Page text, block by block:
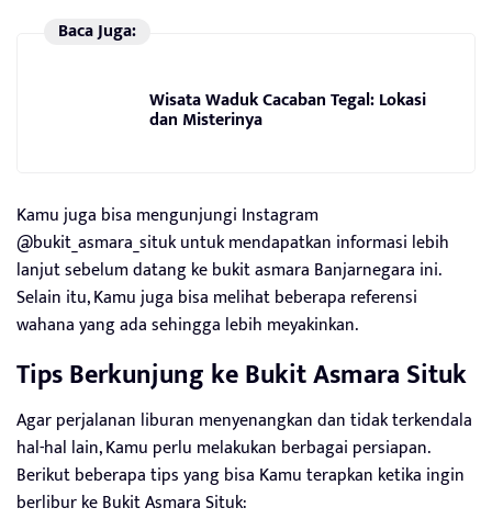
Baca Juga:
Wisata Waduk Cacaban Tegal: Lokasi
dan Misterinya
Kamu juga bisa mengunjungi Instagram
@bukit_asmara_situk untuk mendapatkan informasi lebih
lanjut sebelum datang ke bukit asmara Banjarnegara ini.
Selain itu, Kamu juga bisa melihat beberapa referensi
wahana yang ada sehingga lebih meyakinkan.
Tips Berkunjung ke Bukit Asmara Situk
Agar perjalanan liburan menyenangkan dan tidak terkendala
hal-hal lain, Kamu perlu melakukan berbagai persiapan.
Berikut beberapa tips yang bisa Kamu terapkan ketika ingin
berlibur ke Bukit Asmara Situk: